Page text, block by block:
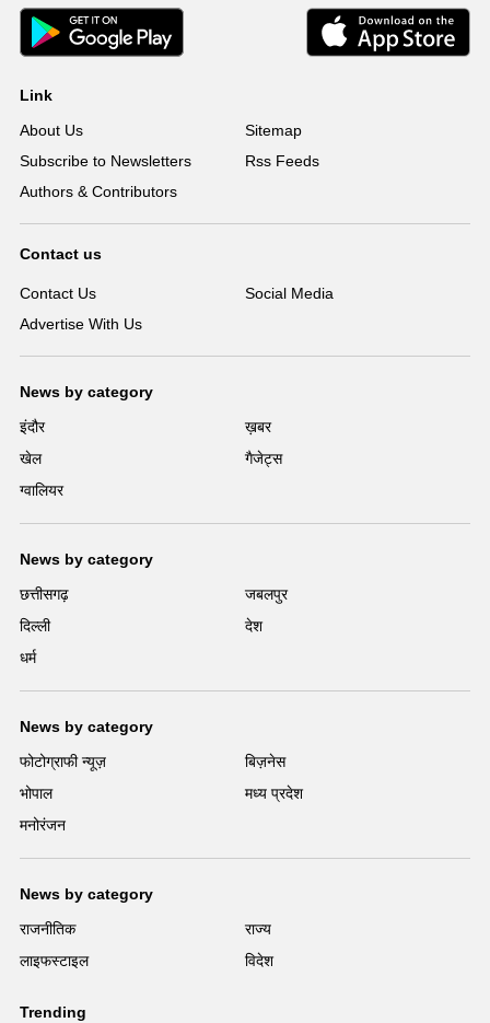
Link
About Us
Sitemap
Subscribe to Newsletters
Rss Feeds
Authors & Contributors
Contact us
Contact Us
Social Media
Advertise With Us
News by category
इंदौर
ख़बर
खेल
गैजेट्स
ग्वालियर
News by category
छत्तीसगढ़
जबलपुर
दिल्ली
देश
धर्म
News by category
फोटोग्राफी न्यूज़
बिज़नेस
भोपाल
मध्य प्रदेश
मनोरंजन
News by category
राजनीतिक
राज्य
लाइफस्टाइल
विदेश
Trending